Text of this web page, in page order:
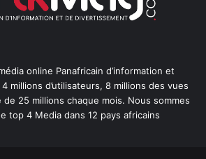
online Panafricain d’information et
millions d’utilisateurs, 8 millions des vues
25 millions chaque mois. Nous sommes
top 4 Media dans 12 pays africains